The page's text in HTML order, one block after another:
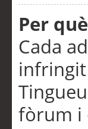
Per
Cada
fòrum i